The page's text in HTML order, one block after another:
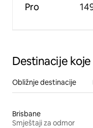
Pro
Destinacije
Obližnje destinacije
Brisbane
Smještaji za odmor